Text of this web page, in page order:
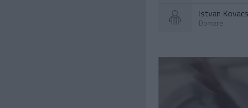
Istvan
Domare